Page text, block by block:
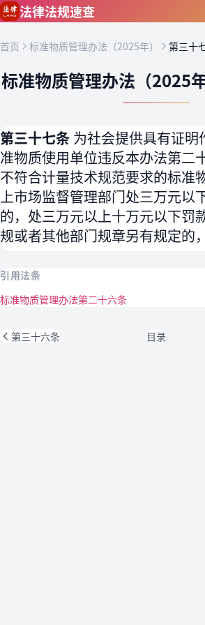
跳到主要内容
法律法规速查
首页 标准物质管理办法（2025年） 第三十
标准物质管理办法（2025年
第三十七条 为社会提供具有证
准物质使用单位违反本办法第二
不符合计量技术规范要求的标准
上市场监督管理部门处三万元以
的，处三万元以上十万元以下罚
规或者其他部门规章另有规定的
引用法条
标准物质管理办法第二十六条
第三十六条 目录